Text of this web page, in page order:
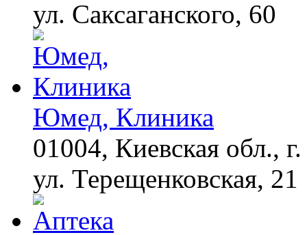
ул. Саксаганского, 60
Юмед, Клиника
01004, Киевская обл.,
ул. Терещенковская, 21